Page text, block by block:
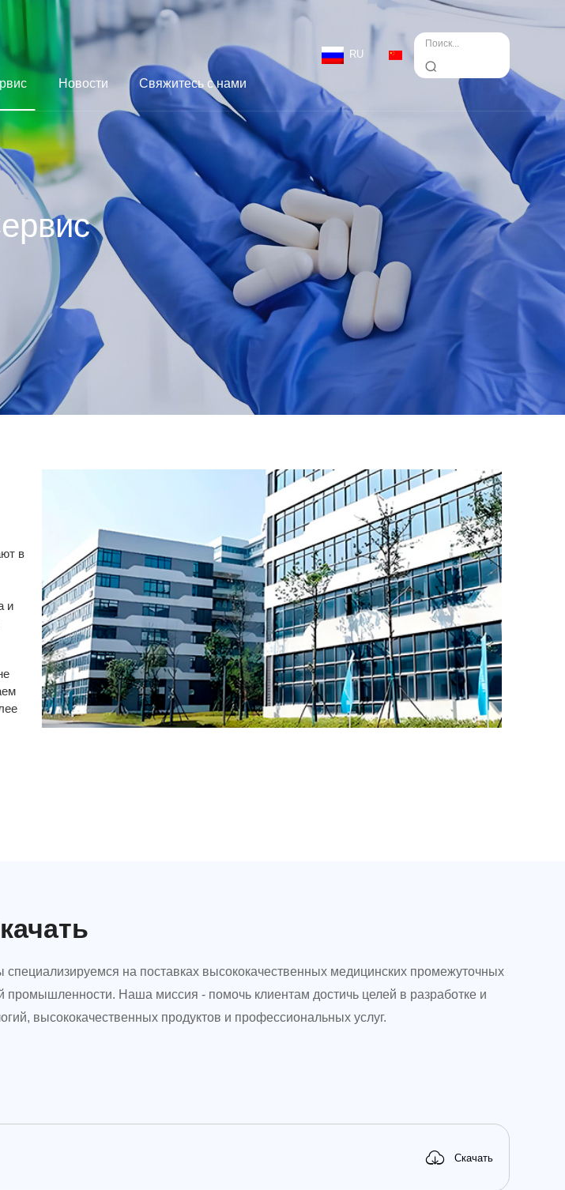
Новости Свяжитесь с нами
RU
в
и
на поставках высококачественных медицинских промежуточных
Наша миссия - помочь клиентам достичь целей в разработке и
высококачественных продуктов и профессиональных услуг.
Скачать